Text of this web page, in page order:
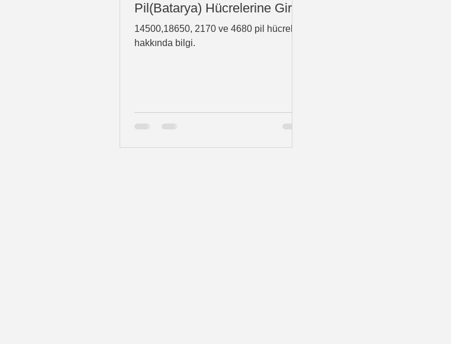
Pil(Batarya) Hücrelerine Giriş
14500,18650, 2170 ve 4680 pil hücreleri
hakkında bilgi.